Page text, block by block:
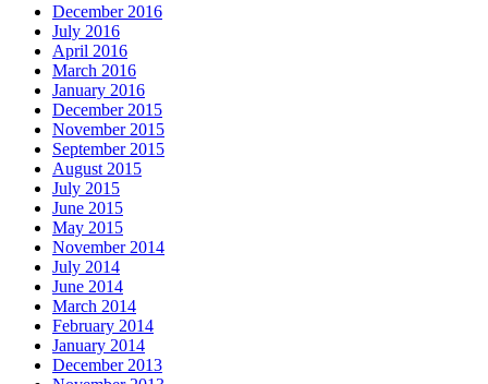
December 2016
July 2016
April 2016
March 2016
January 2016
December 2015
November 2015
September 2015
August 2015
July 2015
June 2015
May 2015
November 2014
July 2014
June 2014
March 2014
February 2014
January 2014
December 2013